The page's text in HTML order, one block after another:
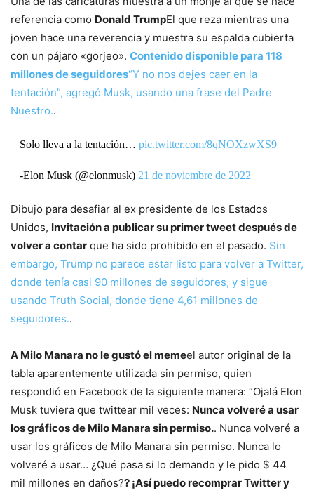
referencia como Donald TrumpEl que reza mientras una
joven hace una reverencia y muestra su espalda cubierta
con un pájaro «gorjeo». Contenido disponible para 118
millones de seguidores“Y no nos dejes caer en la
tentación”, agregó Musk, usando una frase del Padre
Nuestro..
Solo lleva a la tentación… pic.twitter.com/8qNOXzwXS9
-Elon Musk (@elonmusk) 21 de noviembre de 2022
Dibujo para desafiar al ex presidente de los Estados
Unidos, Invitación a publicar su primer tweet después de
volver a contar que ha sido prohibido en el pasado. Sin
embargo, Trump no parece estar listo para volver a Twitter,
donde tenía casi 90 millones de seguidores, y sigue
usando Truth Social, donde tiene 4,61 millones de
seguidores..
A Milo Manara no le gustó el memeel autor original de la
tabla aparentemente utilizada sin permiso, quien
respondió en Facebook de la siguiente manera: “Ojalá Elon
Musk tuviera que twittear mil veces: Nunca volveré a usar
los gráficos de Milo Manara sin permiso.. Nunca volveré a
usar los gráficos de Milo Manara sin permiso. Nunca lo
volveré a usar… ¿Qué pasa si lo demando y le pido $ 44
mil millones en daños?? ¡Así puedo recomprar Twitter y